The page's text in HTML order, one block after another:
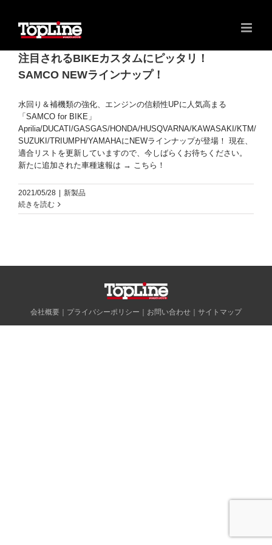
注目されるBIKEカスタムにピッタリ！
SAMCO NEWラインナップ！
水回り＆補機類の強化、エンジンの信頼性UPに人気高まる
「SAMCO for BIKE」
Aprilia/DUCATI/GASGAS/HONDA/HUSQVARNA/KAWASAKI/KTM/
SUZUKI/TRIUMPH/YAMAHAにNEWラインナップが登場！ 現在、
適合リストを更新していますので、今しばらくお待ちください。
新たに追加された車種速報は → こちら！
2021/05/28
新製品
続きを読む
会社概要 プライバシーポリシー お問い合わせ サイトマップ